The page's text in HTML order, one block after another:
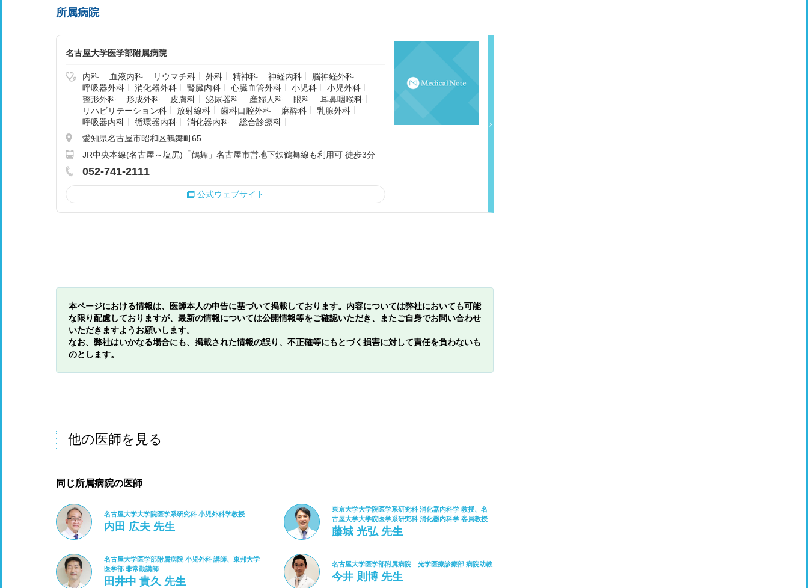
所属病院
名古屋大学医学部附属病院
内科 血液内科 リウマチ科 外科 精神科 神経内科
脳神経外科
呼吸器外科
消化器外科 腎臓内科 心臓血管外科 小児科
小児外科
整形外科
形成外科 皮膚科 泌尿器科 産婦人科 眼科
耳鼻咽喉科
リハビリテーション科
放射線科 歯科口腔外科 麻酔科
乳腺外科
呼吸器内科
循環器内科 消化器内科
総合診療科
愛知県名古屋市昭和区鶴舞町65
JR中央本線(名古屋～塩尻)「鶴舞」名古屋市営地下鉄鶴舞線も利用可 徒歩3分
052-741-2111
公式ウェブサイト
本ページにおける情報は、医師本人の申告に基づいて掲載しております。内容については弊社においても可能
な限り配慮しておりますが、最新の情報については公開情報等をご確認いただき、またご自身でお問い合わせ
いただきますようお願いします。
なお、弊社はいかなる場合にも、掲載された情報の誤り、不正確等にもとづく損害に対して責任を負わないも
のとします。
他の医師を見る
同じ所属病院の医師
名古屋大学大学院医学系研究科 小児外科学教授
内田 広夫 先生
東京大学大学院医学系研究科 消化器内科学 教授、名
古屋大学大学院医学系研究科 消化器内科学 客員教授
藤城 光弘 先生
名古屋大学医学部附属病院 小児外科 講師、東邦大学
医学部 非常勤講師
田井中 貴久 先生
名古屋大学医学部附属病院 光学医療診療部 病院助教
今井 則博 先生